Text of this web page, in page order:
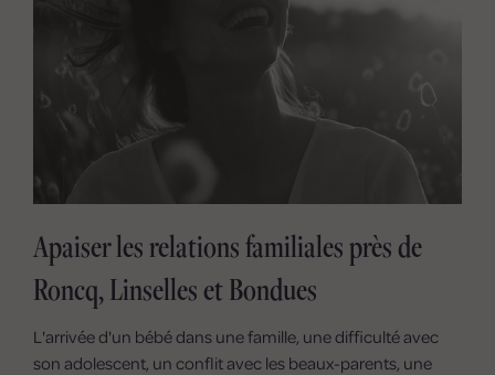
Apaiser les relations familiales près de
Roncq, Linselles et Bondues
L'arrivée d'un bébé dans une famille, une difficulté avec
son adolescent, un conflit avec les beaux-parents, une